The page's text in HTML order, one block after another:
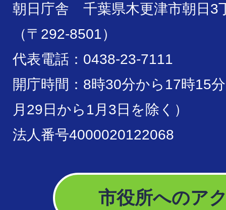
朝日庁舎 千葉県木更津市朝日3
（〒292-8501）
代表電話：0438-23-7111
開庁時間：8時30分から17時15
月29日から1月3日を除く）
法人番号4000020122068
市役所へのア